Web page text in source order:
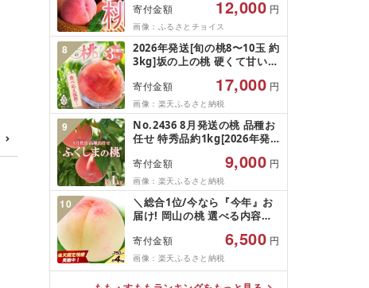
サー選果][桃 もも モモ 令和8
年発送 先行予約 完熟 甘い 山
梨県産 丹波山村 白桃 フルー
ツ 果物 産地直送 momo] [注
目][tab0097]
寄付金額 12,000 円
画像：ふるさとチョイス
8
2026年発送[旬の桃8〜10玉 約
3kg]坂の上の桃 硬くて甘い!
[配送不可地域:離島]
寄付金額 17,000 円
画像：楽天ふるさと納税
9
No.2436 8月発送の桃 品種お
任せ 特秀品約1kg[2026年発
以下 もも 白桃 川中島 川中島
白桃 ゆうぞら 晩生
寄付金額 9,000 円
画像：楽天ふるさと納税
10
＼総合1位/今なら『今年』お
届け! 岡山の桃 選べる内容量
★4.2超え! 安心アフター保障
付き 清水白桃 桃 岡山 桃 シャ
インマスカット 桃 食べ比べ
数量限定 期間限定 お試し ク
寄付金額 6,500 円
画像：楽天ふるさと納税